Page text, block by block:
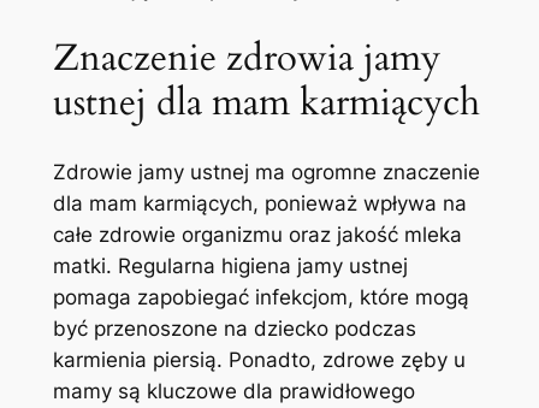
Znaczenie zdrowia jamy
ustnej dla mam karmiących
Zdrowie ‌jamy ustnej ma ogromne znaczenie
dla mam​ karmiących, ponieważ wpływa na‍
całe zdrowie organizmu ‌oraz jakość mleka
matki. Regularna higiena jamy ustnej
pomaga zapobiegać infekcjom, które mogą
być przenoszone​ na dziecko podczas
karmienia piersią. Ponadto, zdrowe zęby u
mamy są kluczowe dla prawidłowego